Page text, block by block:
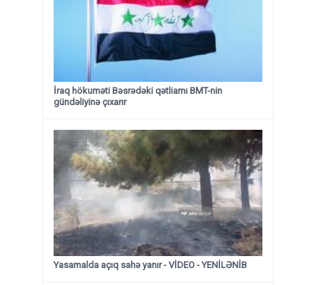
İraq hökuməti Bəsrədəki qətliamı BMT-nin
gündəliyinə çıxarır
Yasamalda açıq sahə yanır - VİDEO - YENİLƏNİB